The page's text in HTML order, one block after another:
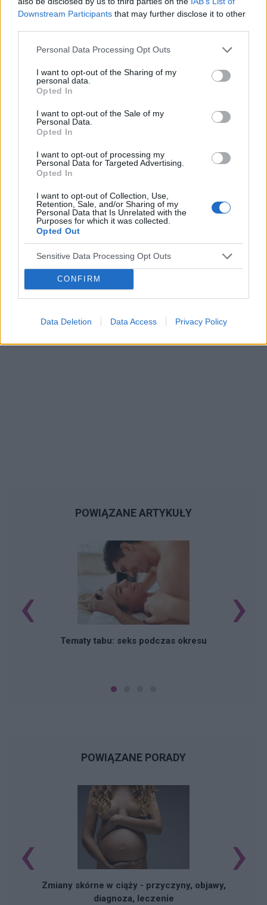
Downstream Participants that may further disclose it to other
Personal Data Processing Opt Outs
I want to opt-out of the Sharing of my
personal data.
Opted In
I want to opt-out of the Sale of my
Personal Data.
Opted In
I want to opt-out of processing my
Personal Data for Targeted Advertising.
Opted In
I want to opt-out of Collection, Use,
Retention, Sale, and/or Sharing of my
Personal Data that Is Unrelated with the
Purposes for which it was collected.
Opted Out
Sensitive Data Processing Opt Outs
CONFIRM
Data Deletion Data Access Privacy Policy
prawidłowo drogiej w poniedziałek zapomniałam
a we wtorek jak się zorientowałam to wzięłam
dwie. Moje pytanie brzmi jakie jest ryzyko ciąży
w tym przypadku biorąc pod uwagę ten
gość
pieczeniem podczas oddawania moczu. Dziś
postanowiłam tam zerknąć i sytuacja wygląda
może być?
pacjentki
POWIĄZANE
Tematy miesiączka antykoncepcja
ciąża test ciążowy okres
POWIĄZANE ARTYKUŁY
Tematy tabu: seks podczas okresu
‹ ›
POWIĄZANE PORADY
Zmiany skórne w ciąży - przyczyny, objawy,
diagnoza, leczenie
‹ ›